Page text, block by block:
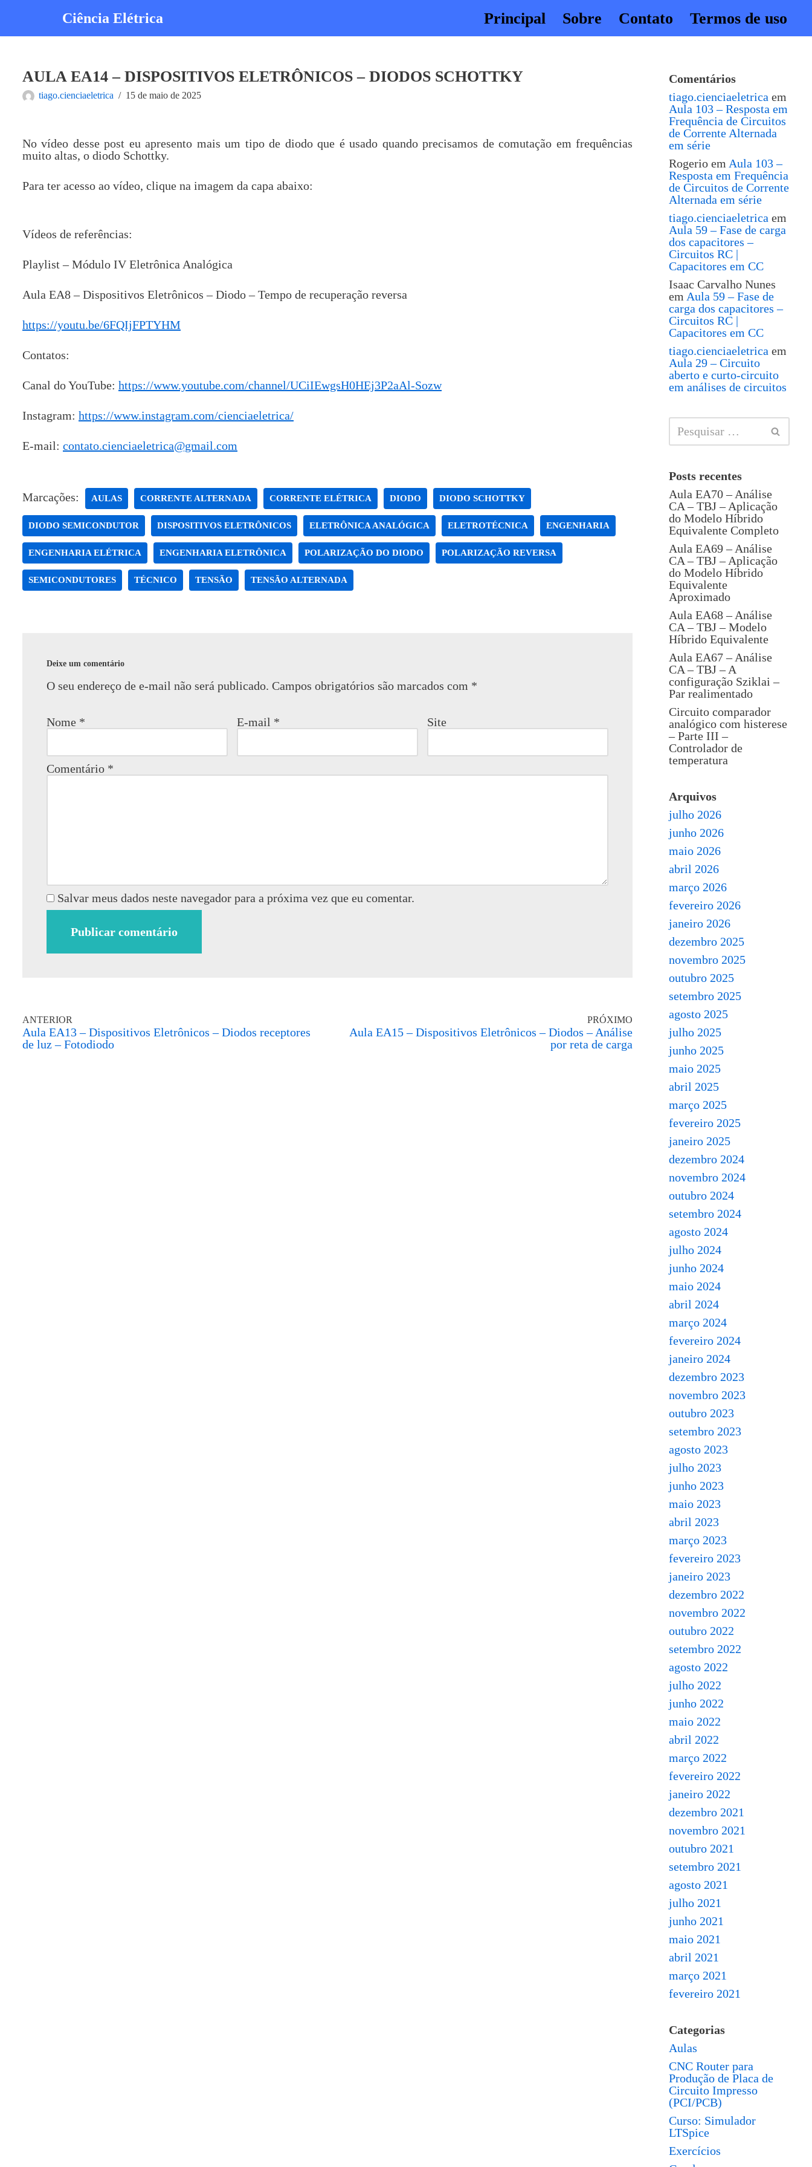
Ciência Elétrica Principal Sobre Contato Termos de uso
AULA EA14 – DISPOSITIVOS ELETRÔNICOS – DIODOS SCHOTTKY
tiago.cienciaeletrica 15 de maio de 2025
No vídeo desse post eu apresento mais um tipo de diodo que é usado quando precisamos de comutação em frequências
muito altas, o diodo Schottky.
Para ter acesso ao vídeo, clique na imagem da capa abaixo:
Vídeos de referências:
Playlist – Módulo IV Eletrônica Analógica
Aula EA8 – Dispositivos Eletrônicos – Diodo – Tempo de recuperação reversa
https://youtu.be/6FQIjFPTYHM
Contatos:
Canal do YouTube: https://www.youtube.com/channel/UCiIEwgsH0HEj3P2aAl-Sozw
Instagram: https://www.instagram.com/cienciaeletrica/
E-mail: contato.cienciaeletrica@gmail.com
Marcações: AULAS CORRENTE ALTERNADA CORRENTE ELÉTRICA DIODO DIODO SCHOTTKY
DIODO SEMICONDUTOR DISPOSITIVOS ELETRÔNICOS ELETRÔNICA ANALÓGICA ELETROTÉCNICA ENGENHARIA
ENGENHARIA ELÉTRICA ENGENHARIA ELETRÔNICA POLARIZAÇÃO DO DIODO POLARIZAÇÃO REVERSA
SEMICONDUTORES TÉCNICO TENSÃO TENSÃO ALTERNADA
Deixe um comentário
O seu endereço de e-mail não será publicado. Campos obrigatórios são marcados com *
Nome * E-mail * Site
Comentário *
Salvar meus dados neste navegador para a próxima vez que eu comentar.
ANTERIOR
Aula EA13 – Dispositivos Eletrônicos – Diodos receptores
de luz – Fotodiodo
PRÓXIMO
Aula EA15 – Dispositivos Eletrônicos – Diodos – Análise
por reta de carga
Comentários
tiago.cienciaeletrica em
Aula 103 – Resposta em
Frequência de Circuitos
de Corrente Alternada
em série
Rogerio em Aula 103 –
Resposta em Frequência
de Circuitos de Corrente
Alternada em série
tiago.cienciaeletrica em
Aula 59 – Fase de carga
dos capacitores –
Circuitos RC |
Capacitores em CC
Isaac Carvalho Nunes
em Aula 59 – Fase de
carga dos capacitores –
Circuitos RC |
Capacitores em CC
tiago.cienciaeletrica em
Aula 29 – Circuito
aberto e curto-circuito
em análises de circuitos
Posts recentes
Aula EA70 – Análise
CA – TBJ – Aplicação
do Modelo Híbrido
Equivalente Completo
Aula EA69 – Análise
CA – TBJ – Aplicação
do Modelo Híbrido
Equivalente
Aproximado
Aula EA68 – Análise
CA – TBJ – Modelo
Híbrido Equivalente
Aula EA67 – Análise
CA – TBJ – A
configuração Sziklai –
Par realimentado
Circuito comparador
analógico com histerese
– Parte III –
Controlador de
temperatura
Arquivos
julho 2026
junho 2026
maio 2026
abril 2026
março 2026
fevereiro 2026
janeiro 2026
dezembro 2025
novembro 2025
outubro 2025
setembro 2025
agosto 2025
julho 2025
junho 2025
maio 2025
abril 2025
março 2025
fevereiro 2025
janeiro 2025
dezembro 2024
novembro 2024
outubro 2024
setembro 2024
agosto 2024
julho 2024
junho 2024
maio 2024
abril 2024
março 2024
fevereiro 2024
janeiro 2024
dezembro 2023
novembro 2023
outubro 2023
setembro 2023
agosto 2023
julho 2023
junho 2023
maio 2023
abril 2023
março 2023
fevereiro 2023
janeiro 2023
dezembro 2022
novembro 2022
outubro 2022
setembro 2022
agosto 2022
julho 2022
junho 2022
maio 2022
abril 2022
março 2022
fevereiro 2022
janeiro 2022
dezembro 2021
novembro 2021
outubro 2021
setembro 2021
agosto 2021
julho 2021
junho 2021
maio 2021
abril 2021
março 2021
fevereiro 2021
Categorias
Aulas
CNC Router para
Produção de Placa de
Circuito Impresso
(PCI/PCB)
Curso: Simulador
LTSpice
Exercícios